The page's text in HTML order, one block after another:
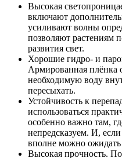
Высокая
включают
усиливают волны
позволяют растениям
развития свет.
Хорошие гидро- и
Армированная плёнка
необходимую воду
пересыхать.
Устойчивость к
использоваться
особенно важно там,
непредсказуем. И,
вполне можно ожидать
Высокая прочность.